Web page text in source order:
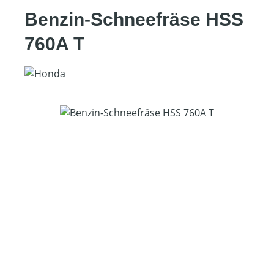
Benzin-Schneefräse HSS
760A T
Bildergalerie überspringen